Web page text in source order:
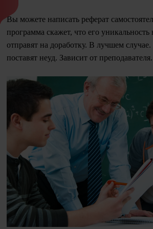
Вы можете написать реферат
программа скажет, что его
отправят на доработку. В лучшем
поставят неуд. Зависит от преподавателя.